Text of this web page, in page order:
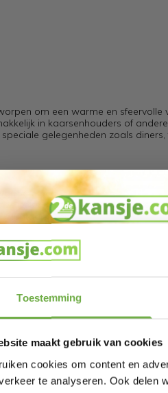
Toestemming
maakt gebruik van cookies
cookies om content en
te analyseren. Ook delen
om een warme en
in kaarsenhouders of
gelegenheden zoals
gloed.
omdat er geen vlam is.
lantaarns, enz.
en sfeervolle ruimtes.
optie voor het verlichten
een ontspannen en gastvrije
BUN-XX8114160-2x
6095828159140
146736254